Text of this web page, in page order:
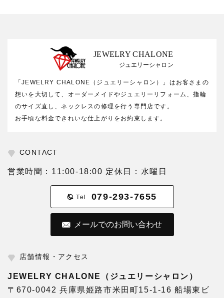
JEWELRY CHALONE
ジュエリーシャロン
「JEWELRY CHALONE（ジュエリーシャロン）」はお客さまの
想いを大切して、オーダーメイドやジュエリーリフォーム、指輪
のサイズ直し、ネックレスの修理を行う専門店です。
お手頃な料金できれいな仕上がりをお約束します。
CONTACT
営業時間：11:00-18:00 定休日：水曜日
Tel 079-293-7655
メールでのお問い合わせ
店舗情報・アクセス
JEWELRY CHALONE（ジュエリーシャロン）
〒670-0042 兵庫県姫路市米田町15-1-16 船場東ビ